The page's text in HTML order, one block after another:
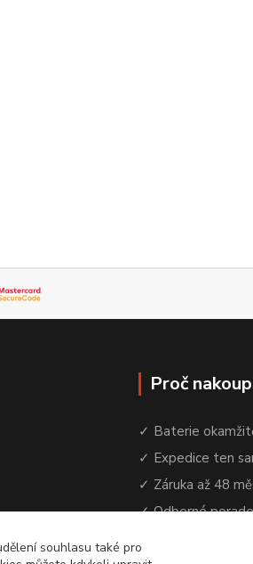
Proč
✓ Baterie
✓ Expedice ten
✓ Záruka až 48
✓ Odborné
souhlasu také pro